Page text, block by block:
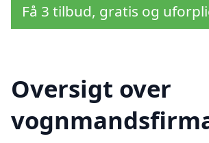
Få 3 tilbud, gratis og
Oversigt over